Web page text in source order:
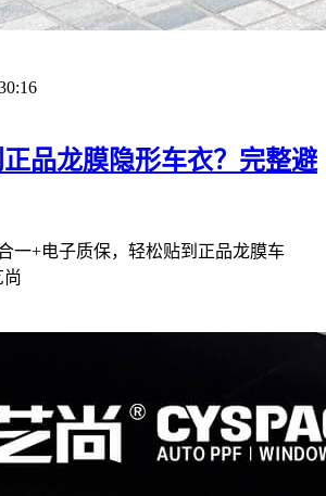
品龙膜隐形车衣？完整避
一+电子质保，轻松贴到正品龙膜车
尚